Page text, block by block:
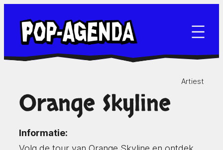
naar
inhoud
Artiest
Orange Skyline
Informatie: